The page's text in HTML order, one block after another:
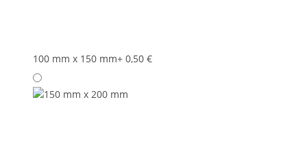
100 mm x 150 mm+ 0,50 €